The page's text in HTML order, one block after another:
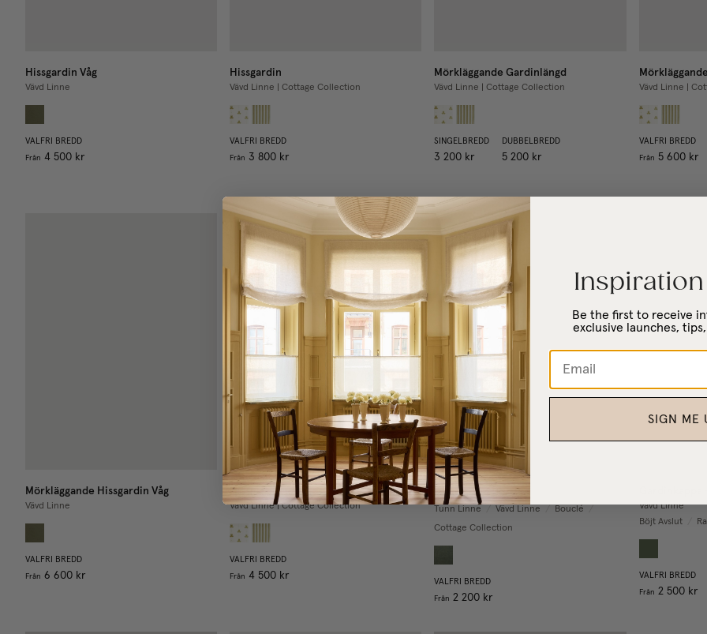
Hissgardin Våg
Vävd Linne
VALFRI BREDD
Från 4 500 kr
Hissgardin
Vävd Linne | Cottage Collection
VALFRI BREDD
Från 3 800 kr
Mörkläggande Gardinlängd
Vävd Linne | Cottage Collection
SINGELBREDD
3 200 kr
DUBBELBREDD
5 200 kr
Vävd Linne |
VALFRI BREDD
Från 5 600 kr
Mörkläggande Hissgardin Våg
Vävd Linne
VALFRI BREDD
Från 6 600 kr
Hissgardin Våg
Vävd Linne | Cottage Collection
VALFRI BREDD
Från 4 500 kr
Previous image Next image
Cafégardin Dörr
Tunn Linne Vävd Linne Bouclé
Cottage Collection
VALFRI BREDD
Från 2 200 kr
Vävd Linne
Böjt Avslut
VALFRI BREDD
Från 2 500 kr
Be the first to receive
exclusive launches,
SIGN ME